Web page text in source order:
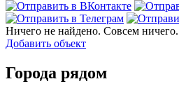
Ничего не найдено. Совсем
Добавить объект
Города рядом